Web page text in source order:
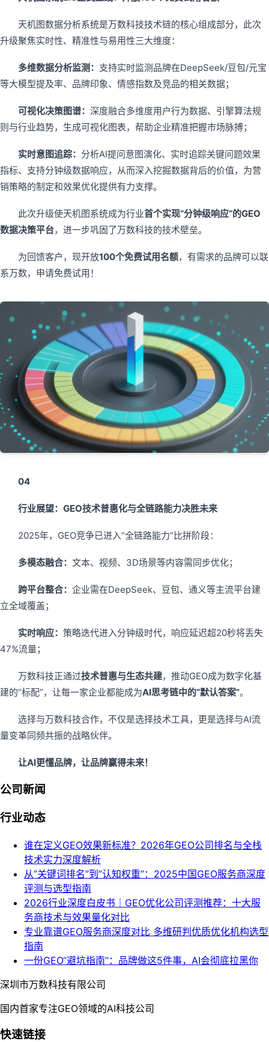
天机图数据分析系统是万数科技技术链的核心组成部分，此次
升级聚焦实时性、精准性与易用性三大维度：
多维数据分析监测： 支持实时监测品牌在DeepSeek/豆包/元宝
等大模型提及率、品牌印象、情感指数及竞品的相关数据；
可视化决策图谱： 深度融合多维度用户行为数据、引擎算法规
则与行业趋势，生成可视化图表，帮助企业精准把握市场脉搏；
实时意图追踪： 分析AI提问意图演化、实时追踪关键问题效果
指标、支持分钟级数据响应，从而深入挖掘数据背后的价值，为营
销策略的制定和效果优化提供有力支撑。
此次升级使天机图系统成为行业首个实现“分钟级响应”的GEO
数据决策平台，进一步巩固了万数科技的技术壁垒。
为回馈客户，现开放100个免费试用名额，有需求的品牌可以联
系万数，申请免费试用！
04
行业展望：GEO技术普惠化与全链路能力决胜未来
2025年，GEO竞争已进入“全链路能力”比拼阶段：
多模态融合： 文本、视频、3D场景等内容需同步优化；
跨平台整合： 企业需在DeepSeek、豆包、通义等主流平台建
立全域覆盖；
实时响应： 策略迭代进入分钟级时代，响应延迟超20秒将丢失
47%流量；
万数科技正通过技术普惠与生态共建，推动GEO成为数字化基
建的“标配”，让每一家企业都能成为AI思考链中的“默认答案”。
选择与万数科技合作，不仅是选择技术工具，更是选择与AI流
量变革同频共振的战略伙伴。
让AI更懂品牌，让品牌赢得未来！
公司新闻
行业动态
谁在定义GEO效果新标准？2026年GEO公司排名与全栈
技术实力深度解析
从”关键词排名”到”认知权重”：2025中国GEO服务商深度
评测与选型指南
2026行业深度白皮书｜GEO优化公司评测推荐：十大服
务商技术与效果量化对比
专业靠谱GEO服务商深度对比 多维研判优质优化机构选型
指南
一份GEO“避坑指南”：品牌做这5件事，AI会彻底拉黑你
深圳市万数科技有限公司
国内首家专注GEO领域的AI科技公司
快速链接